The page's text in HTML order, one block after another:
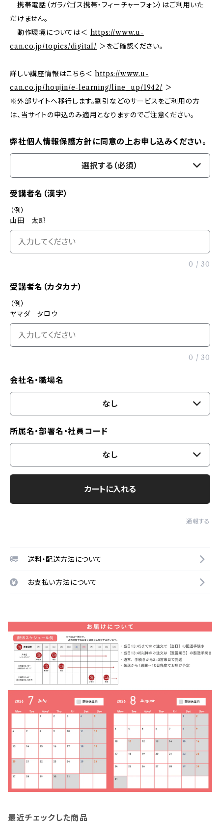
携帯電話（ガラパゴス携帯・フィーチャーフォン）はご利用いた
だけません。
動作環境については＜ https://www.u-
can.co.jp/topics/digital/ ＞をご確認ください。
詳しい講座情報はこちら＜https://www.u-
can.co.jp/houjin/e-learning/line_up/1942/ ＞
※外部サイトへ移行します。割引などのサービスをご利用の方
は、当サイトの申込のみ適用となりますのでご注意ください。
弊社個人情報保護方針に同意の上お申し込みください。
選択する（必須）
受講者名（漢字）
（例）
山田 太郎
0 / 30
受講者名（カタカナ）
（例）
ヤマダ タロウ
0 / 30
会社名・職場名
なし
所属名・部署名・社員コード
なし
カートに入れる
通報する
送料・配送方法について
お支払い方法について
最近チェックした商品